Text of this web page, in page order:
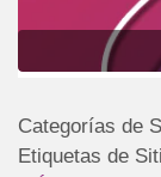
Categorías de
Etiquetas de